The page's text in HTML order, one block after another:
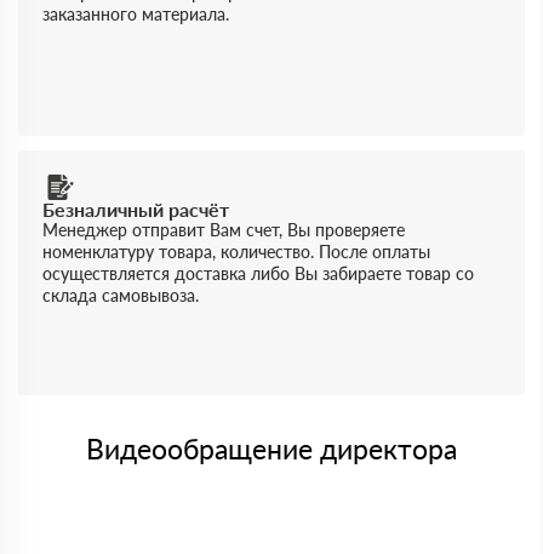
заказанного материала.
Безналичный расчёт
Менеджер отправит Вам счет, Вы проверяете
номенклатуру товара, количество. После оплаты
осуществляется доставка либо Вы забираете товар со
склада самовывоза.
Видеообращение директора